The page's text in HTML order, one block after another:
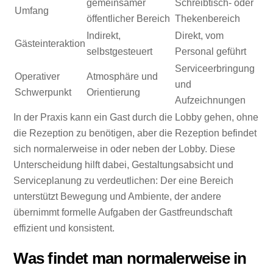
Umfang
gemeinsamer
öffentlicher Bereich
Schreibtisch- oder
Thekenbereich
Gästeinteraktion
Indirekt,
selbstgesteuert
Direkt, vom
Personal geführt
Operativer
Schwerpunkt
Atmosphäre und
Orientierung
Serviceerbringung
und
Aufzeichnungen
In der Praxis kann ein Gast durch die Lobby gehen, ohne
die Rezeption zu benötigen, aber die Rezeption befindet
sich normalerweise in oder neben der Lobby. Diese
Unterscheidung hilft dabei, Gestaltungsabsicht und
Serviceplanung zu verdeutlichen: Der eine Bereich
unterstützt Bewegung und Ambiente, der andere
übernimmt formelle Aufgaben der Gastfreundschaft
effizient und konsistent.
Was findet man normalerweise in